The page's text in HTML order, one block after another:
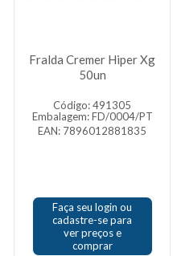
Fralda Cremer Hiper Xg
50un
Código: 491305
Embalagem: FD/0004/PT
EAN: 7896012881835
Faça seu login ou
cadastre-se para
ver preços e
comprar